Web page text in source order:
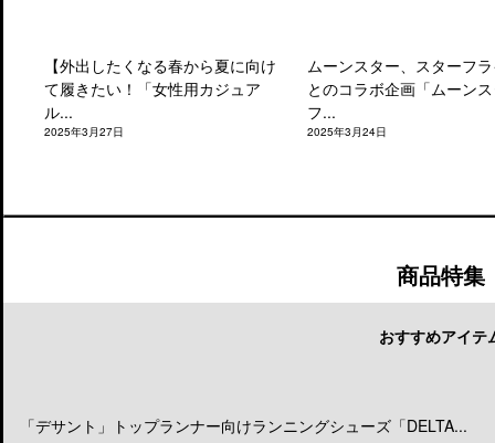
【外出したくなる春から夏に向け
て履きたい！「女性用カジュア
ル...
2025年3月27日
ムーンスター、スターフ
とのコラボ企画「ムーン
フ...
2025年3月24日
商品特集
おすすめアイテ
「デサント」トップランナー向けランニングシューズ「DELTA...